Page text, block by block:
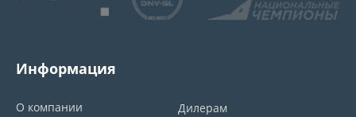
Информация
О компании
Дилерам